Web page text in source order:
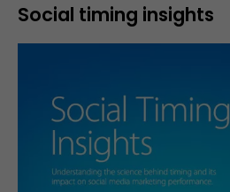
Social timing insights